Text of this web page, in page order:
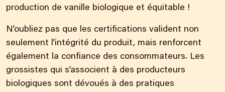
production de vanille biologique et équitable !
N’oubliez pas que les certifications valident non
seulement l’intégrité du produit, mais renforcent
également la confiance des consommateurs. Les
grossistes qui s’associent à des producteurs
biologiques sont dévoués à des pratiques